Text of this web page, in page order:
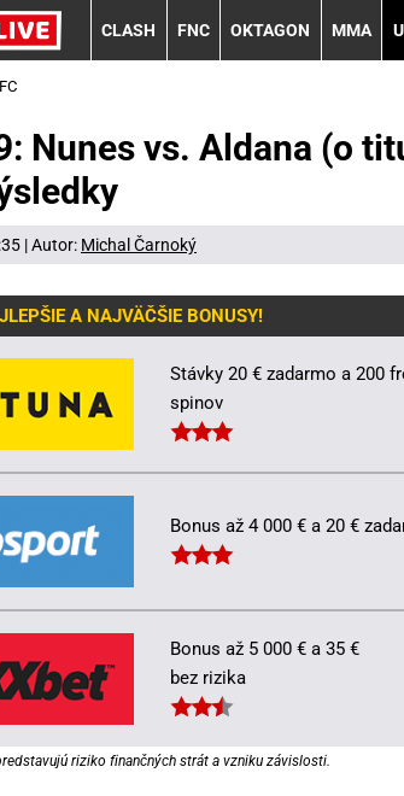
CLASH FNC OKTAGON MMA
Nunes vs. Aldana (o
| Autor: Michal Čarnoký
A NAJVÄČŠIE BONUSY!
Stávky 20 € zadarmo a 200
spinov
Bonus až 4 000 € a 20 €
Bonus až 5 000 € a 35 €
bez rizika
riziko finančných strát a vzniku závislosti.